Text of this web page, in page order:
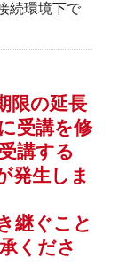
続環境下で
限の延長
受講を修
講する
発生しま
継ぐこと
くださ